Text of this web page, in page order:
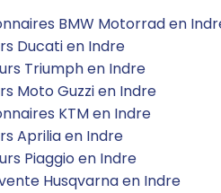
BMW Motorrad en
Ducati en Indre
Triumph en Indre
Moto Guzzi en Indre
KTM en Indre
Aprilia en Indre
Piaggio en Indre
Husqvarna en Indre